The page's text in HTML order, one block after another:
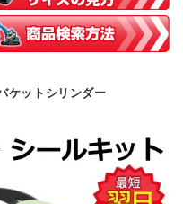
ケットシリンダー